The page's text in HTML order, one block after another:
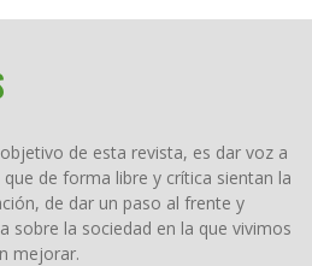
de esta revista, es dar voz a
de forma libre y crítica sientan la
de dar un paso al frente y
sobre la sociedad en la que vivimos
mejorar.